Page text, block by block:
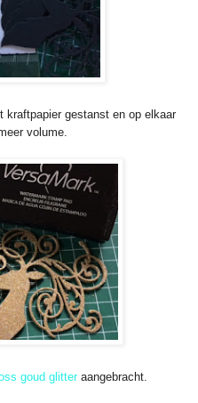
kraftpapier gestanst en op elkaar
volume.
goud glitteraangebracht.